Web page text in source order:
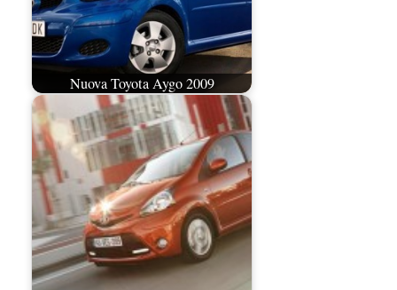
Nuova Toyota Aygo 2009